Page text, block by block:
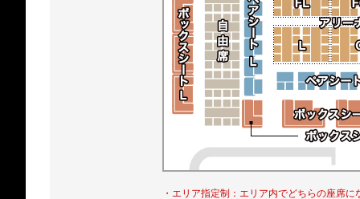
・エリア指定制：エリア内でどちらの座席